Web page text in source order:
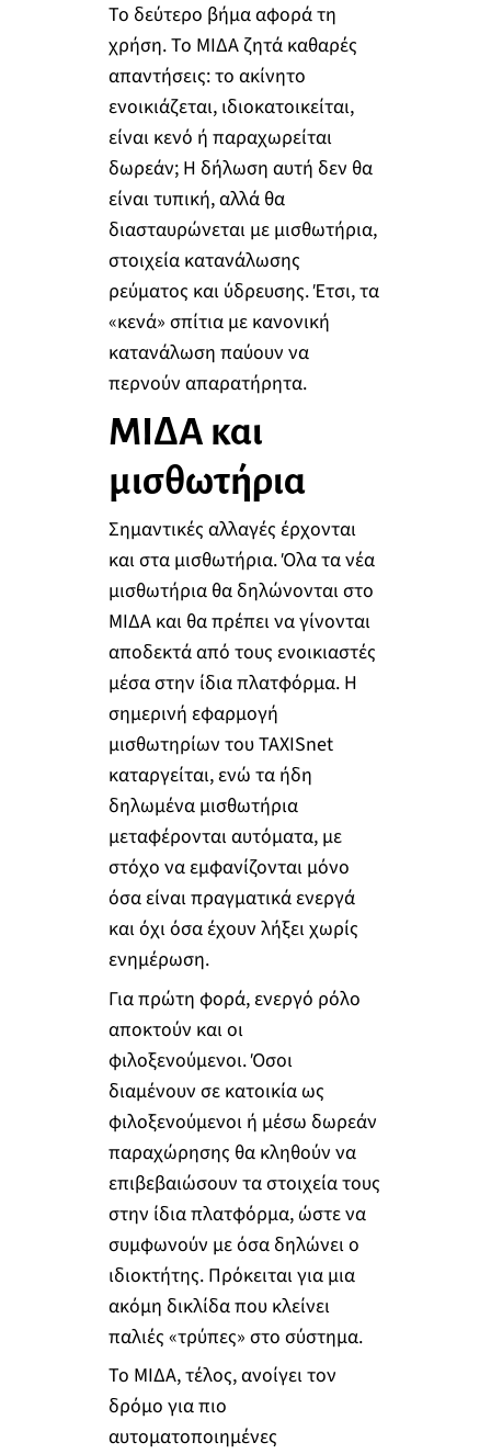
Το δεύτερο βήμα αφορά τη
χρήση. Το ΜΙΔΑ ζητά καθαρές
απαντήσεις: το ακίνητο
ενοικιάζεται, ιδιοκατοικείται,
είναι κενό ή παραχωρείται
δωρεάν; Η δήλωση αυτή δεν θα
είναι τυπική, αλλά θα
διασταυρώνεται με μισθωτήρια,
στοιχεία κατανάλωσης
ρεύματος και ύδρευσης. Έτσι, τα
«κενά» σπίτια με κανονική
κατανάλωση παύουν να
περνούν απαρατήρητα.
ΜΙΔΑ και
μισθωτήρια
Σημαντικές αλλαγές έρχονται
και στα μισθωτήρια. Όλα τα νέα
μισθωτήρια θα δηλώνονται στο
ΜΙΔΑ και θα πρέπει να γίνονται
αποδεκτά από τους ενοικιαστές
μέσα στην ίδια πλατφόρμα. Η
σημερινή εφαρμογή
μισθωτηρίων του TAXISnet
καταργείται, ενώ τα ήδη
δηλωμένα μισθωτήρια
μεταφέρονται αυτόματα, με
στόχο να εμφανίζονται μόνο
όσα είναι πραγματικά ενεργά
και όχι όσα έχουν λήξει χωρίς
ενημέρωση.
Για πρώτη φορά, ενεργό ρόλο
αποκτούν και οι
φιλοξενούμενοι. Όσοι
διαμένουν σε κατοικία ως
φιλοξενούμενοι ή μέσω δωρεάν
παραχώρησης θα κληθούν να
επιβεβαιώσουν τα στοιχεία τους
στην ίδια πλατφόρμα, ώστε να
συμφωνούν με όσα δηλώνει ο
ιδιοκτήτης. Πρόκειται για μια
ακόμη δικλίδα που κλείνει
παλιές «τρύπες» στο σύστημα.
Το ΜΙΔΑ, τέλος, ανοίγει τον
δρόμο για πιο
αυτοματοποιημένες